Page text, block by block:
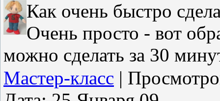
Как очень быстро
Очень просто - вот
можно сделать за 30
Мастер-класс |